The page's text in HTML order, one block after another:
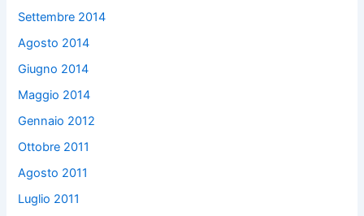
Settembre 2014
Agosto 2014
Giugno 2014
Maggio 2014
Gennaio 2012
Ottobre 2011
Agosto 2011
Luglio 2011